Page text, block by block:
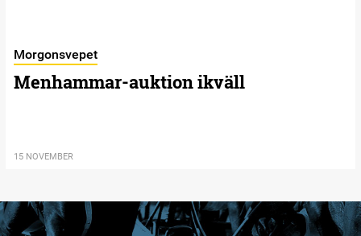
Morgonsvepet
Menhammar-auktion ikväll
15 NOVEMBER